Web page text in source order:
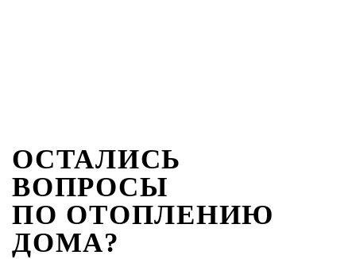
ОСТАЛИСЬ
ВОПРОСЫ
ПО ОТОПЛЕНИЮ
ДОМА?